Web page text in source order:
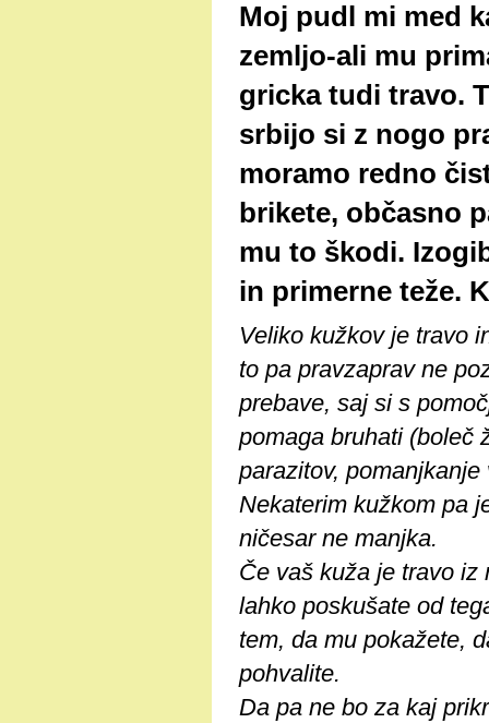
Moj pudl mi med
zemljo-ali mu
gricka tudi travo.
srbijo si z nogo
moramo redno
brikete, občasno
mu to škodi.
in primerne teže.
Veliko kužkov je travo
to pa pravzaprav ne
prebave, saj si s
pomaga bruhati (boleč
parazitov,
Nekaterim kužkom pa
ničesar ne manjka.
Če vaš kuža je travo iz
lahko poskušate od
tem, da mu pokažete,
pohvalite.
Da pa ne bo za kaj